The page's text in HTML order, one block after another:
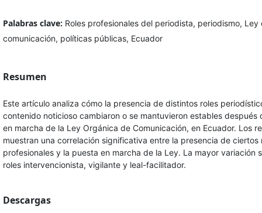
Palabras clave: Roles profesionales del periodista, periodismo, Ley
comunicación, políticas públicas, Ecuador
Resumen
Este artículo analiza cómo la presencia de distintos roles
contenido noticioso cambiaron o se mantuvieron estables después
en marcha de la Ley Orgánica de Comunicación, en Ecuador. Los
muestran una correlación significativa entre la presencia de ciertos
profesionales y la puesta en marcha de la Ley. La mayor variación
roles intervencionista, vigilante y leal-facilitador.
Descargas